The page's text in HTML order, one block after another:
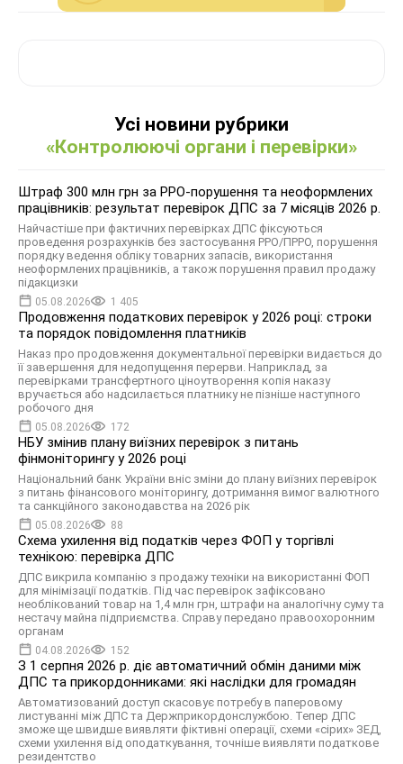
Усі новини рубрики
«Контролюючі органи і перевірки»
Штраф 300 млн грн за РРО-порушення та неоформлених
працівників: результат перевірок ДПС за 7 місяців 2026 р.
Найчастіше при фактичних перевірках ДПС фіксуються
проведення розрахунків без застосування РРО/ПРРО, порушення
порядку ведення обліку товарних запасів, використання
неоформлених працівників, а також порушення правил продажу
підакцизки
05.08.2026 1 405
Продовження податкових перевірок у 2026 році: строки
та порядок повідомлення платників
Наказ про продовження документальної перевірки видається до
її завершення для недопущення перерви. Наприклад, за
перевірками трансфертного ціноутворення копія наказу
вручається або надсилається платнику не пізніше наступного
робочого дня
05.08.2026 172
НБУ змінив плану виїзних перевірок з питань
фінмоніторингу у 2026 році
Національний банк України вніс зміни до плану виїзних перевірок
з питань фінансового моніторингу, дотримання вимог валютного
та санкційного законодавства на 2026 рік
05.08.2026 88
Схема ухилення від податків через ФОП у торгівлі
технікою: перевірка ДПС
ДПС викрила компанію з продажу техніки на використанні ФОП
для мінімізації податків. Під час перевірок зафіксовано
необлікований товар на 1,4 млн грн, штрафи на аналогічну суму та
нестачу майна підприємства. Справу передано правоохоронним
органам
04.08.2026 152
З 1 серпня 2026 р. діє автоматичний обмін даними між
ДПС та прикордонниками: які наслідки для громадян
Автоматизований доступ скасовує потребу в паперовому
листуванні між ДПС та Держприкордонслужбою. Тепер ДПС
зможе ще швидше виявляти фіктивні операції, схеми «сірих» ЗЕД,
схеми ухилення від оподаткування, точніше виявляти податкове
резидентство